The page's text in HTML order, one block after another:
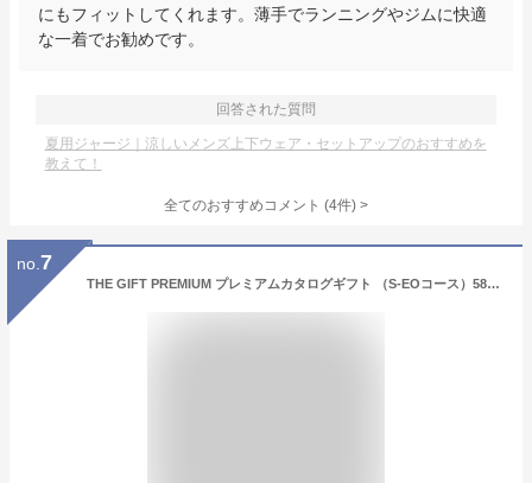
にもフィットしてくれます。薄手でランニングやジムに快適
な一着でお勧めです。
回答された質問
夏用ジャージ｜涼しいメンズ上下ウェア・セットアップのおすすめを
教えて！
全てのおすすめコメント (4件) >
no. 7
THE GIFT PREMIUM プレミアムカタログギフト （S-EOコース）5800円コース S-EO